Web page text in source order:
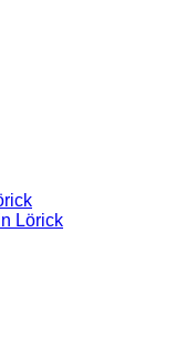
Lörick